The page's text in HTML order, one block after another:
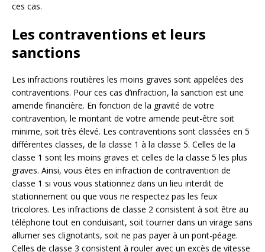
ces cas.
Les contraventions et leurs
sanctions
Les infractions routières les moins graves sont appelées des
contraventions. Pour ces cas d’infraction, la sanction est une
amende financière. En fonction de la gravité de votre
contravention, le montant de votre amende peut-être soit
minime, soit très élevé. Les contraventions sont classées en 5
différentes classes, de la classe 1 à la classe 5. Celles de la
classe 1 sont les moins graves et celles de la classe 5 les plus
graves. Ainsi, vous êtes en infraction de contravention de
classe 1 si vous vous stationnez dans un lieu interdit de
stationnement ou que vous ne respectez pas les feux
tricolores. Les infractions de classe 2 consistent à soit être au
téléphone tout en conduisant, soit tourner dans un virage sans
allumer ses clignotants, soit ne pas payer à un pont-péage.
Celles de classe 3 consistent à rouler avec un excès de vitesse